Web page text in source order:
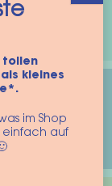
tollen
kleines
im Shop
einfach auf